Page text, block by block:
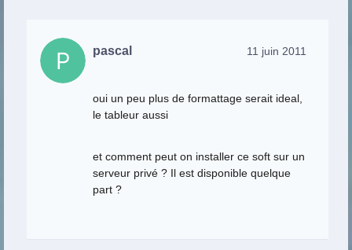
pascal 11 juin 2011
oui un peu plus de formattage serait ideal,
le tableur aussi
et comment peut on installer ce soft sur un
serveur privé ? Il est disponible quelque
part ?